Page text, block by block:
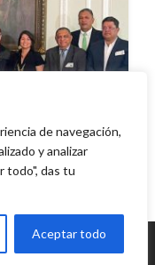
de navegación,
y analizar
todo", das tu
Aceptar todo
para
am